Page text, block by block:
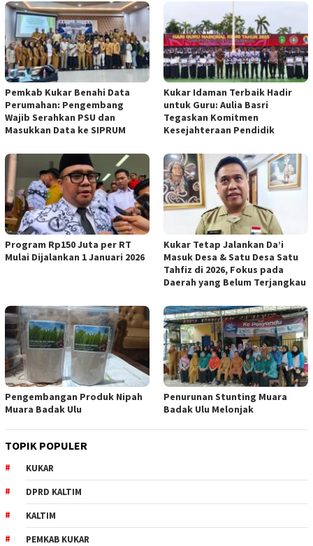
Pemkab Kukar Benahi Data
Perumahan: Pengembang
Wajib Serahkan PSU dan
Masukkan Data ke SIPRUM
Kukar Idaman Terbaik Hadir
untuk Guru: Aulia Basri
Tegaskan Komitmen
Kesejahteraan Pendidik
Program Rp150 Juta per RT
Mulai Dijalankan 1 Januari 2026
Kukar Tetap Jalankan Da’i
Masuk Desa & Satu Desa Satu
Tahfiz di 2026, Fokus pada
Daerah yang Belum Terjangkau
Pengembangan Produk Nipah
Muara Badak Ulu
Penurunan Stunting Muara
Badak Ulu Melonjak
TOPIK POPULER
KUKAR
DPRD KALTIM
KALTIM
PEMKAB KUKAR